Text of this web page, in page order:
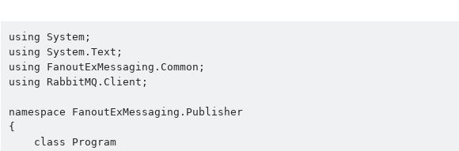
using System;
using System.Text;
using FanoutExMessaging.Common;
using RabbitMQ.Client;
namespace FanoutExMessaging.Publisher
{